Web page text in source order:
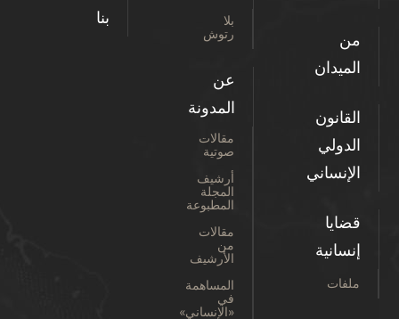
من
الميدان
القانون
الدولي
الإنساني
قضايا
إنسانية
ملفات
بلا
رتوش
عن
المدونة
مقالات
صوتية
أرشيف
المجلة
المطبوعة
مقالات
من
الأرشيف
المساهمة
في
«الإنساني»
بنا